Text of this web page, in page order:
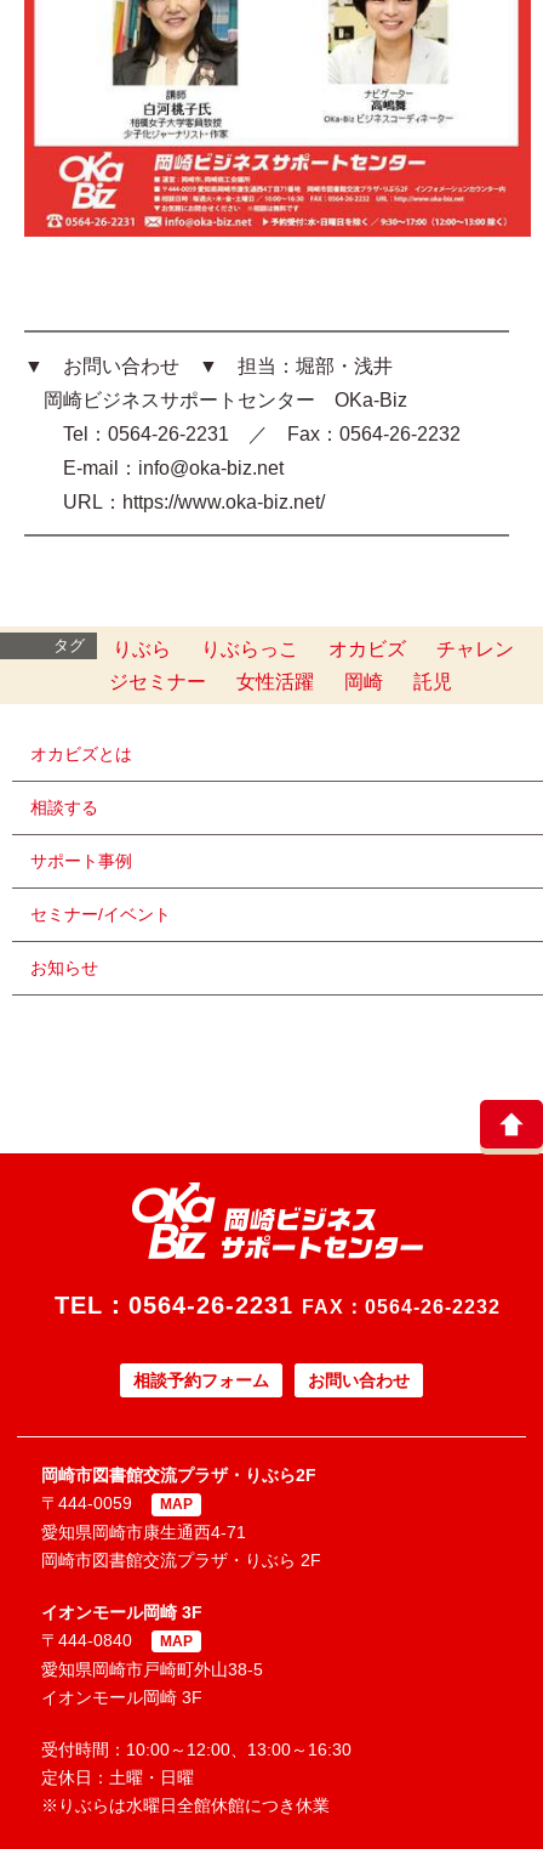
━━━━━━━━━━━━━━━━━━━━━━━━━
▼ お問い合わせ ▼ 担当：堀部・浅井
岡崎ビジネスサポートセンター OKa-Biz
Tel：0564-26-2231 ／ Fax：0564-26-2232
E-mail：info@oka-biz.net
URL：https://www.oka-biz.net/
━━━━━━━━━━━━━━━━━━━━━━━━━
タグ りぶら りぶらっこ オカビズ
チャレン
ジセミナー
女性活躍 岡崎 託児
オカビズとは
相談する
サポート事例
セミナー/イベント
お知らせ
TEL： 0564-26-2231 FAX：0564-26-2232
相談予約フォーム お問い合わせ
岡崎市図書館交流プラザ・りぶら2F
〒444-0059
MAP
愛知県岡崎市康生通西4-71
岡崎市図書館交流プラザ・りぶら 2F
イオンモール岡崎 3F
〒444-0840
MAP
愛知県岡崎市戸崎町外山38-5
イオンモール岡崎 3F
受付時間：10:00～12:00、13:00～16:30
定休日：土曜・日曜
※りぶらは水曜日全館休館につき休業